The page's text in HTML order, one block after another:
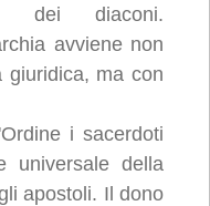
dei diaconi.
avviene non
giuridica, ma con
i sacerdoti
universale della
apostoli. Il dono